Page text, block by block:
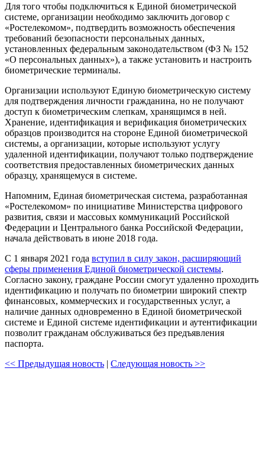
Для того чтобы подключиться к Единой биометрической
системе, организации необходимо заключить договор с
«Ростелекомом», подтвердить возможность обеспечения
требований безопасности персональных данных,
установленных федеральным законодательством (ФЗ № 152
«О персональных данных»), а также установить и настроить
биометрические терминалы.
Организации используют Единую биометрическую систему
для подтверждения личности гражданина, но не получают
доступ к биометрическим слепкам, хранящимся в ней.
Хранение, идентификация и верификация биометрических
образцов производится на стороне Единой биометрической
системы, а организации, которые используют услугу
удаленной идентификации, получают только подтверждение
соответствия предоставленных биометрических данных
образцу, хранящемуся в системе.
Напомним, Единая биометрическая система, разработанная
«Ростелекомом» по инициативе Министерства цифрового
развития, связи и массовых коммуникаций Российской
Федерации и Центрального банка Российской Федерации,
начала действовать в июне 2018 года.
С 1 января 2021 года вступил в силу закон, расширяющий
сферы применения Единой биометрической системы.
Согласно закону, граждане России смогут удаленно проходить
идентификацию и получать по биометрии широкий спектр
финансовых, коммерческих и государственных услуг, а
наличие данных одновременно в Единой биометрической
системе и Единой системе идентификации и аутентификации
позволит гражданам обслуживаться без предъявления
паспорта.
<< Предыдущая новость | Следующая новость >>